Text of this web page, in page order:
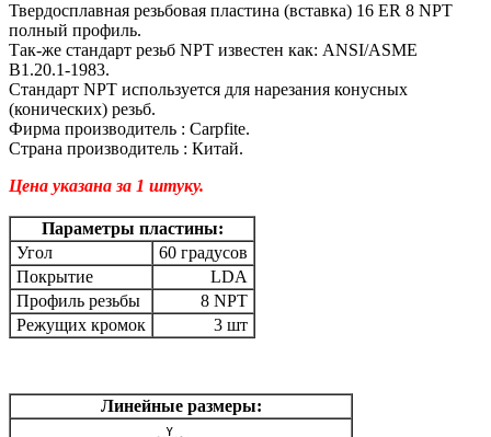
Твердосплавная резьбовая пластина (вставка) 16 ER 8 NPT
полный профиль.
Так-же стандарт резьб NPT известен как: ANSI/ASME
B1.20.1-1983.
Стандарт NPT используется для нарезания конусных
(конических) резьб.
Фирма производитель : Carpfite.
Страна производитель : Китай.
Цена указана за 1 штуку.
Параметры пластины:
Угол
60 градусов
Покрытие
LDA
Профиль резьбы
8 NPT
Режущих кромок
3 шт
Линейные размеры: